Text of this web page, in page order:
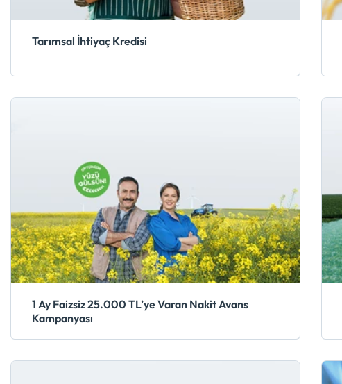
Tarımsal İhtiyaç Kredisi
1 Ay Faizsiz 25.000 TL’ye Varan Nakit Avans
Kampanyası